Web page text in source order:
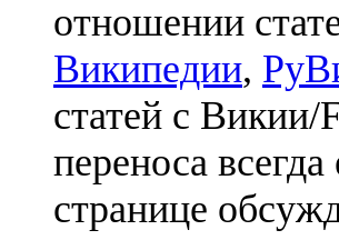
отношении
Википедии,
статей с Викии/
переноса
странице